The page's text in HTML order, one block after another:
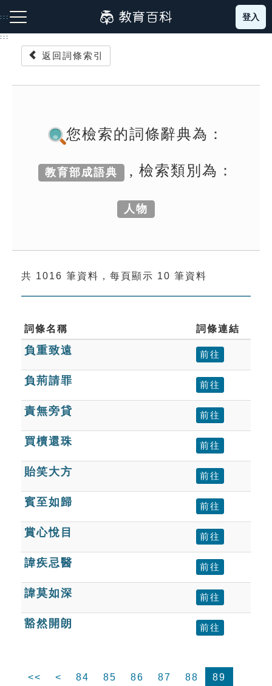
到
主
:::
成語故事
索引選單
單字索引
生命大百科索引
遊戲專區
教學應用
貓頭鷹博士
登入
:::
返回詞條索引
您檢索的詞條辭典為：
教育部成語典 , 檢索類別為：
人物
共 1016 筆資料，每頁顯示 10 筆資料
詞條名稱 詞條連結
負重致遠 前往
負荊請罪 前往
責無旁貸 前往
買櫝還珠 前往
貽笑大方 前往
賓至如歸 前往
賞心悅目 前往
諱疾忌醫 前往
諱莫如深 前往
豁然開朗 前往
<< < 84 85 86 87 88
89